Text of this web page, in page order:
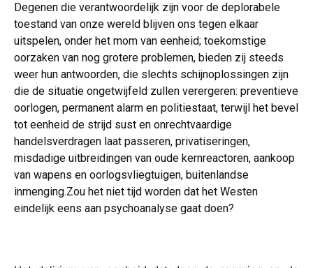
Degenen die verantwoordelijk zijn voor de deplorabele
toestand van onze wereld blijven ons tegen elkaar
uitspelen, onder het mom van eenheid; toekomstige
oorzaken van nog grotere problemen, bieden zij steeds
weer hun antwoorden, die slechts schijnoplossingen zijn
die de situatie ongetwijfeld zullen verergeren: preventieve
oorlogen, permanent alarm en politiestaat, terwijl het bevel
tot eenheid de strijd sust en onrechtvaardige
handelsverdragen laat passeren, privatiseringen,
misdadige uitbreidingen van oude kernreactoren, aankoop
van wapens en oorlogsvliegtuigen, buitenlandse
inmenging.Zou het niet tijd worden dat het Westen
eindelijk eens aan psychoanalyse gaat doen?